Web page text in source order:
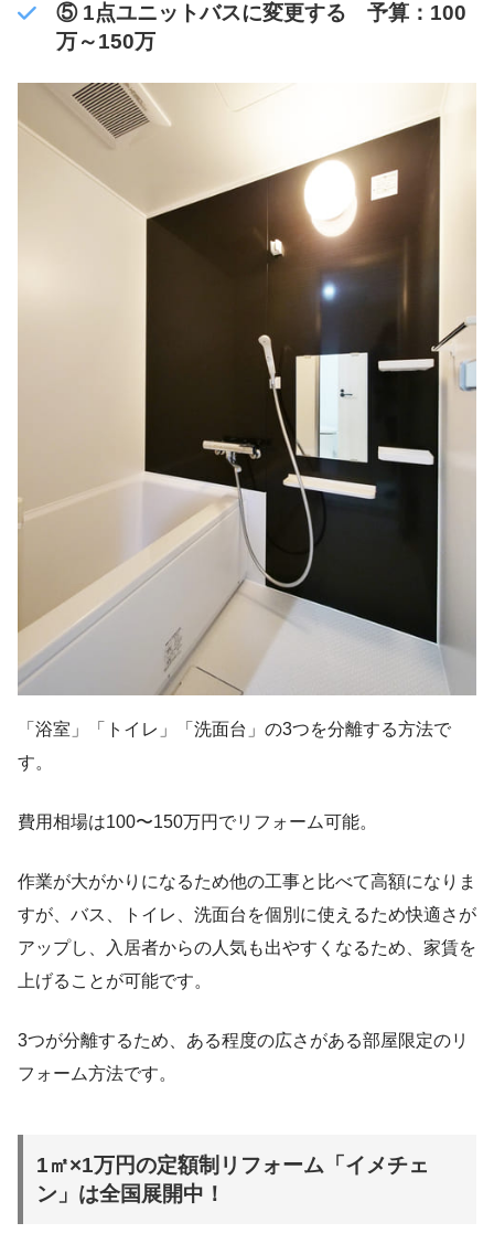
⑤ 1点ユニットバスに変更する 予算：100
万～150万
「浴室」「トイレ」「洗面台」の3つを分離する方法で
す。
費用相場は100〜150万円でリフォーム可能。
作業が大がかりになるため他の工事と比べて高額になりま
すが、バス、トイレ、洗面台を個別に使えるため快適さが
アップし、入居者からの人気も出やすくなるため、家賃を
上げることが可能です。
3つが分離するため、ある程度の広さがある部屋限定のリ
フォーム方法です。
1㎡×1万円の定額制リフォーム「イメチェ
ン」は全国展開中！